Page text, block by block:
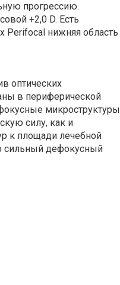
прогрессию.
+2,0 D. Есть
Perifocal нижняя область
оптических
в периферической
микроструктуры
силу, как и
к площади лечебной
сильный дефокусный